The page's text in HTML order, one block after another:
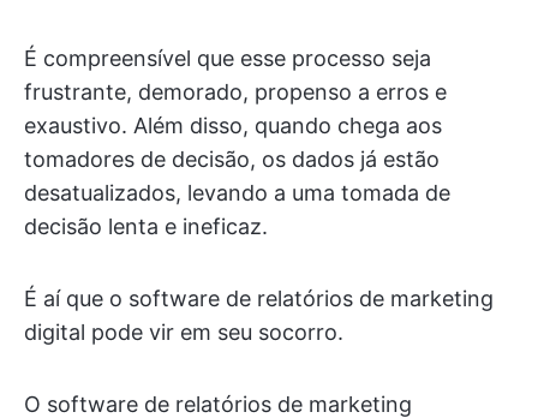
É compreensível que esse processo seja
frustrante, demorado, propenso a erros e
exaustivo. Além disso, quando chega aos
tomadores de decisão, os dados já estão
desatualizados, levando a uma tomada de
decisão lenta e ineficaz.
É aí que o software de relatórios de marketing
digital pode vir em seu socorro.
O software de relatórios de marketing